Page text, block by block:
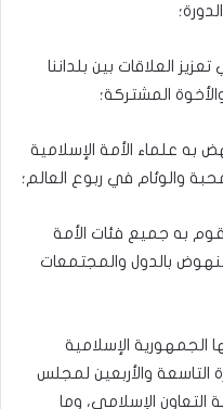
العلاقات بين بلداننا
المشتركة؛
به علماء الأمة الإسلامية
والوئام في ربوع العالم؛
به جميع فئات الأمة
بالدول والمجتمعات
الجمهورية الإسلامية
التاسعة والأربعين لمجلس
التعاون الإسلامي، وما